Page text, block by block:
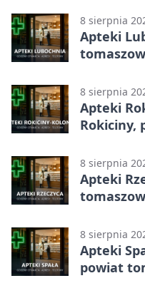
8 sierpnia
Apteki
8 sierpnia
Apteki
Rokiciny,
8 sierpnia
Apteki
8 sierpnia
Apteki
powiat